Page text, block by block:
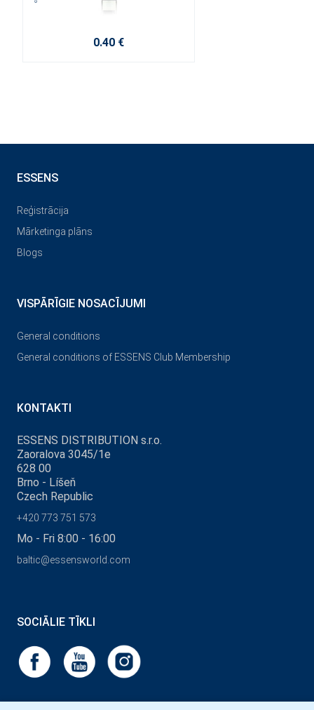
0.40 €
ESSENS
Reģistrācija
Mārketinga plāns
Blogs
VISPĀRĪGIE NOSACĪJUMI
General conditions
General conditions of ESSENS Club Membership
KONTAKTI
ESSENS DISTRIBUTION s.r.o.
Zaoralova 3045/1e
628 00
Brno - Líšeň
Czech Republic
+420 773 751 573
Mo - Fri 8:00 - 16:00
baltic@essensworld.com
SOCIĀLIE TĪKLI